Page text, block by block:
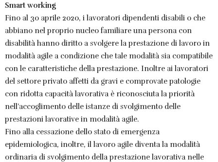
Smart working
Fino al 30 aprile 2020, i lavoratori dipendenti disabili o che
abbiano nel proprio nucleo familiare una persona con
disabilità hanno diritto a svolgere la prestazione di lavoro in
modalità agile a condizione che tale modalità sia compatibile
con le caratteristiche della prestazione. Inoltre ai lavoratori
del settore privato affetti da gravi e comprovate patologie
con ridotta capacità lavorativa è riconosciuta la priorità
nell’accoglimento delle istanze di svolgimento delle
prestazioni lavorative in modalità agile.
Fino alla cessazione dello stato di emergenza
epidemiologica, inoltre, il lavoro agile diventa la modalità
ordinaria di svolgimento della prestazione lavorativa nelle